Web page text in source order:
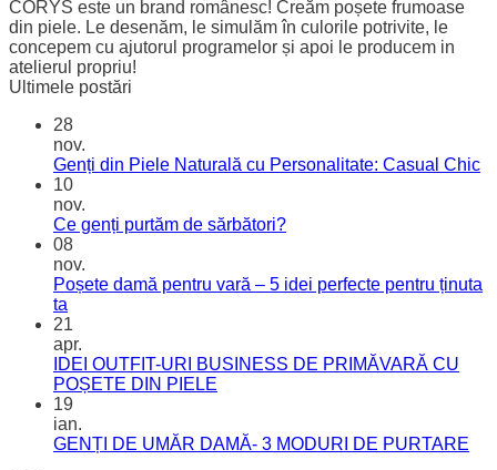
CORYS este un brand românesc! Creăm poșete frumoase
din piele. Le desenăm, le simulăm în culorile potrivite, le
concepem cu ajutorul programelor și apoi le producem in
atelierul propriu!
Ultimele postări
28
nov.
Genți din Piele Naturală cu Personalitate: Casual Chic
10
nov.
Ce genți purtăm de sărbători?
08
nov.
Poșete damă pentru vară – 5 idei perfecte pentru ținuta
ta
21
apr.
IDEI OUTFIT-URI BUSINESS DE PRIMĂVARĂ CU
POȘETE DIN PIELE
19
ian.
GENȚI DE UMĂR DAMĂ- 3 MODURI DE PURTARE